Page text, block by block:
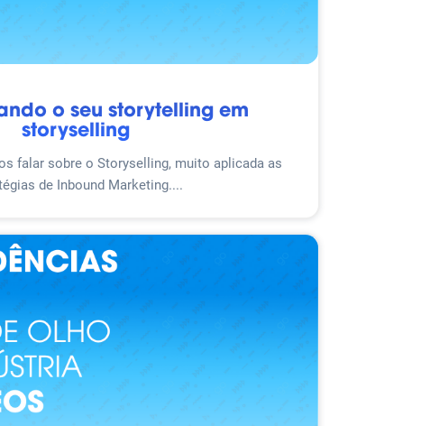
o seu storytelling em
storyselling
falar sobre o Storyselling, muito aplicada as
de Inbound Marketing....